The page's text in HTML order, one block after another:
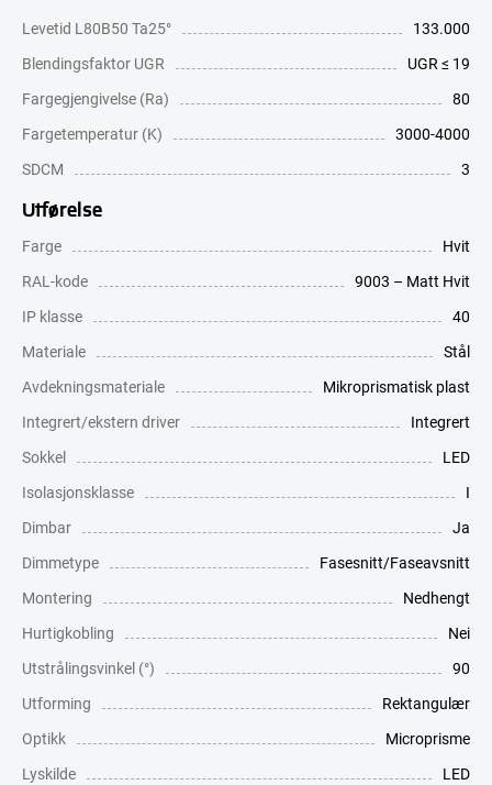
Levetid L80B50 Ta25°
133.000
Blendingsfaktor UGR
UGR ≤ 19
Fargegjengivelse (Ra)
80
Fargetemperatur (K)
3000-4000
SDCM
3
Utførelse
Farge
Hvit
RAL-kode
9003 – Matt Hvit
IP klasse
40
Materiale
Stål
Avdekningsmateriale
Mikroprismatisk plast
Integrert/ekstern driver
Integrert
Sokkel
LED
Isolasjonsklasse
I
Dimbar
Ja
Dimmetype
Fasesnitt/Faseavsnitt
Montering
Nedhengt
Hurtigkobling
Nei
Utstrålingsvinkel (°)
90
Utforming
Rektangulær
Optikk
Microprisme
Lyskilde
LED